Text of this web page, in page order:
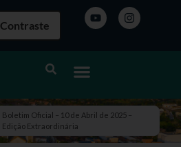
Contraste
Boletim Oficial – 10 de Abril de 2025 –
Edição Extraordinária